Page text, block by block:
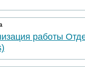
работы